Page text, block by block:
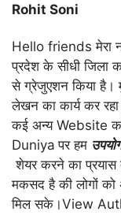
Rohit Soni
Hello friends मेरा
प्रदेश के सीधी जिला
से ग्रेजुएशन किया है।
लेखन का कार्य कर
कई अन्य Website
Duniya पर हम
शेयर करने का
मकसद है की लोगों को
मिल सके।View